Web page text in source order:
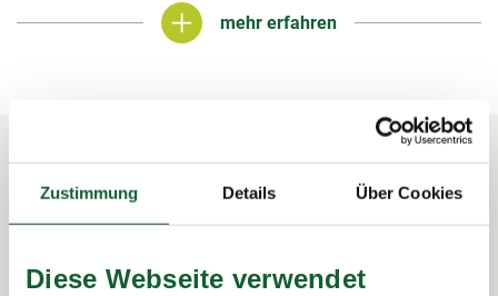
Zustimmung Details Über Cookies
Diese Webseite verwendet
mehr erfahren
mehr erfahren
In 3 Schritten zur Steuererklärung.
So funktioniert's: